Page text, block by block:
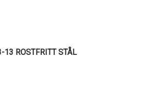
13 ROSTFRITT STÅL